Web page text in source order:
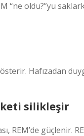
“ne oldu?”yu
Hafızadan
silikleşir
güçlenir.